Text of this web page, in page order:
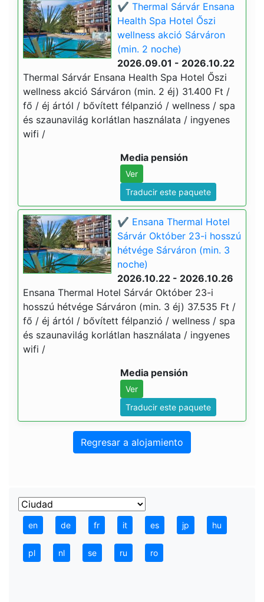
✔️ Thermal Sárvár Ensana
Health Spa Hotel Őszi
wellness akció Sárváron
(min. 2 noche)
2026.09.01 - 2026.10.22
Thermal Sárvár Ensana Health Spa Hotel Őszi
wellness akció Sárváron (min. 2 éj) 31.400 Ft /
fő / éj ártól / bővített félpanzió / wellness / spa
és szaunavilág korlátlan használata / ingyenes
wifi /
Media pensión
Ver
Traducir este paquete
✔️ Ensana Thermal Hotel
Sárvár Október 23-i hosszú
hétvége Sárváron (min. 3
noche)
2026.10.22 - 2026.10.26
Ensana Thermal Hotel Sárvár Október 23-i
hosszú hétvége Sárváron (min. 3 éj) 37.535 Ft /
fő / éj ártól / bővített félpanzió / wellness / spa
és szaunavilág korlátlan használata / ingyenes
wifi /
Media pensión
Ver
Traducir este paquete
Regresar a alojamiento
en de fr it es jp hu
pl nl se ru ro